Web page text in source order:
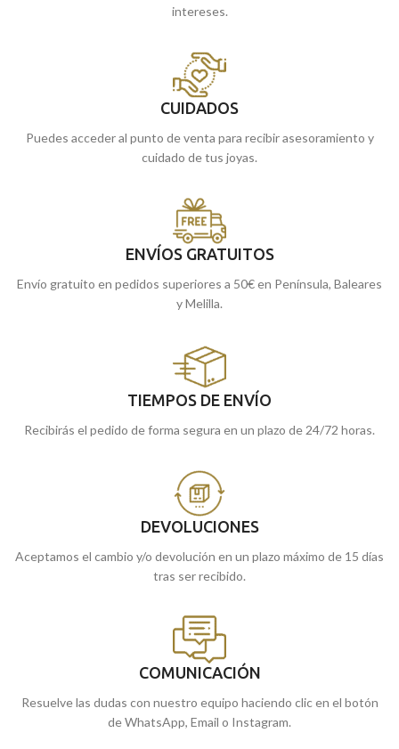
intereses.
CUIDADOS
Puedes acceder al punto de venta para recibir asesoramiento y
cuidado de tus joyas.
ENVÍOS GRATUITOS
Envío gratuito en pedidos superiores a 50€ en Península, Baleares
y Melilla.
TIEMPOS DE ENVÍO
Recibirás el pedido de forma segura en un plazo de 24/72 horas.
DEVOLUCIONES
Aceptamos el cambio y/o devolución en un plazo máximo de 15 días
tras ser recibido.
COMUNICACIÓN
Resuelve las dudas con nuestro equipo haciendo clic en el botón
de WhatsApp, Email o Instagram.